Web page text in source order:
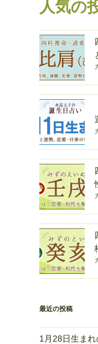
人気の
最近の投稿
1月28日生ま